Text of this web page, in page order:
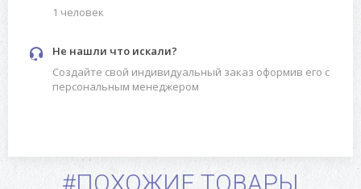
1 человек
Не нашли что искали?
Создайте свой индивидуальный заказ оформив его с
персональным менеджером
#ПОХОЖИЕ ТОВАРЫ